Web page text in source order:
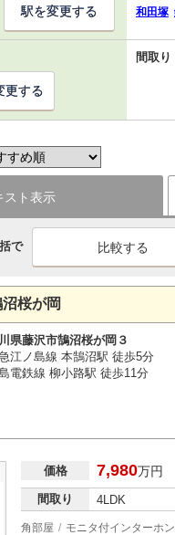
和田塚
駅を変更する
間取り
更する
スト表示
で
桜が岡
県藤沢市鵠沼桜が岡３
江ノ島線 本鵠沼駅 徒歩5分
電鉄線 柳小路駅 徒歩11分
価格 7,980万円
間取り 4LDK
角部屋 モニタ付インターホン